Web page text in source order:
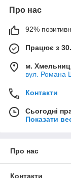
Про нас
92%
Працює з
м.
вул. Романа
Контакти
Сьогодні
Показати
Про нас
Контакти